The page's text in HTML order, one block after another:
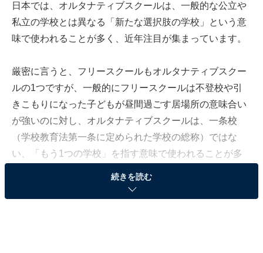
日本では、オルタナティブスクールは、一般的な公立や
私立の学校とは異なる「新たな選択肢の学校」という意
味で使われることが多く、近年注目が集まっています。
厳密に言うと、フリースクールもオルタナティブスクー
ルの1つですが、一般的にフリースクールは不登校や引
きこもりになった子どもが昼間過ごす居場所の意味合い
が強いのに対し、オルタナティブスクールは、一条校
（学校教育法第一条に定められた学校の総称）ではな
い、「もう1つの学校」を指す意味で使われることが多
続きを読む